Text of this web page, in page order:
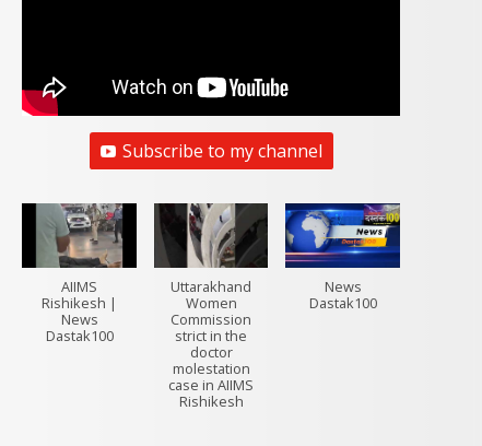
Subscribe to my channel
AIIMS
Rishikesh |
News
Dastak100
Uttarakhand
Women
Commission
strict in the
doctor
molestation
case in AIIMS
Rishikesh
News
Dastak100